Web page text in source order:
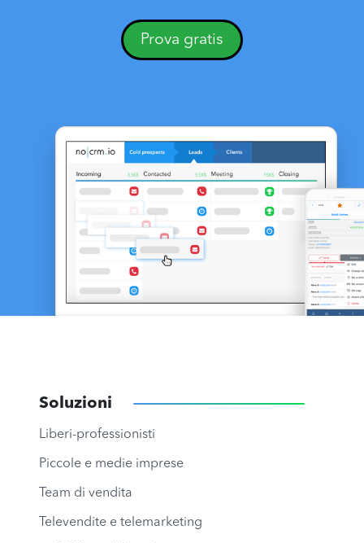
Prova gratis
Soluzioni
Liberi-professionisti
Piccole e medie imprese
Team di vendita
Televendite e telemarketing